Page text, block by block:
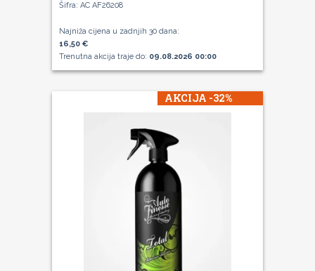
Šifra: AC AF26208
Najniža cijena u zadnjih 30 dana:
16,50 €
Trenutna akcija traje do: 09.08.2026 00:00
AKCIJA -32%